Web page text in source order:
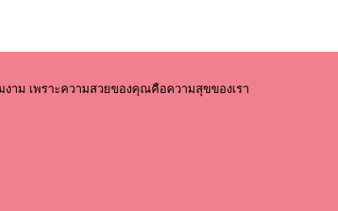
าม เพราะความสวยของคุณคือความสุขของเรา